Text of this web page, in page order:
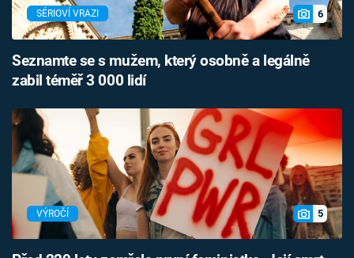
SÉRIOVÍ VRAZI 6
Seznamte se s mužem, který osobně a legálně
zabil téměř 3 000 lidí
VÝROČÍ 5